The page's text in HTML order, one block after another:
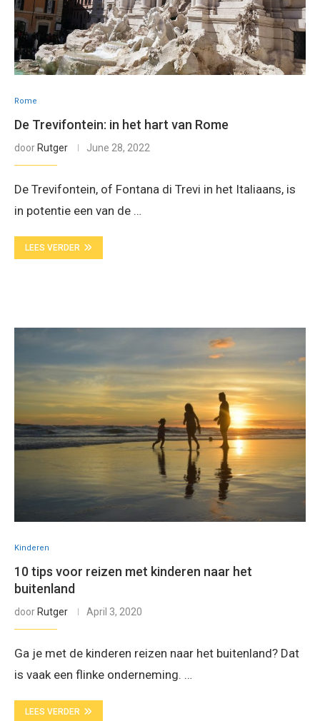
Rome
De Trevifontein: in het hart van Rome
door Rutger June 28, 2022
De Trevifontein, of Fontana di Trevi in het Italiaans, is
in potentie een van de …
LEES VERDER
Kinderen
10 tips voor reizen met kinderen naar het
buitenland
door Rutger April 3, 2020
Ga je met de kinderen reizen naar het buitenland? Dat
is vaak een flinke onderneming. …
LEES VERDER